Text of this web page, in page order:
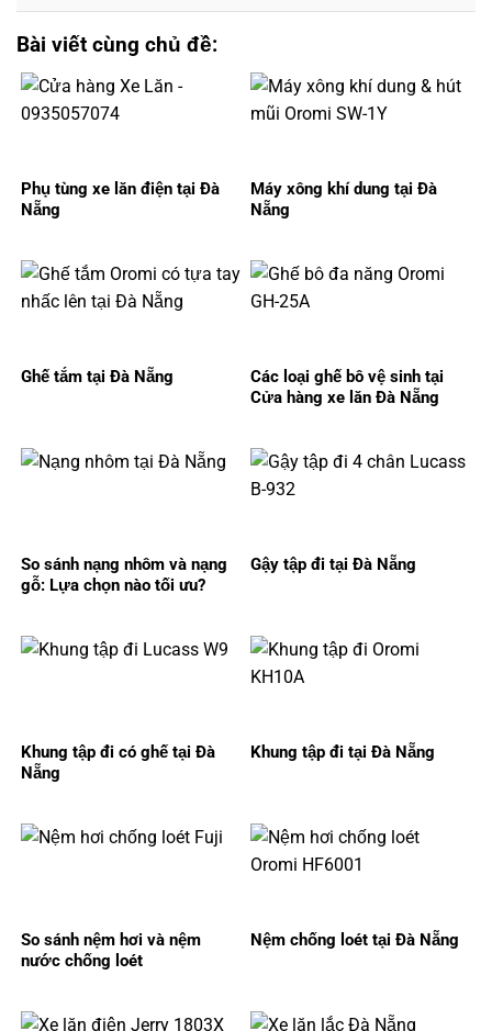
Bài viết cùng chủ đề:
Phụ tùng xe lăn điện tại Đà
Nẵng
Máy xông khí dung tại Đà
Nẵng
Ghế tắm tại Đà Nẵng
Các loại ghế bô vệ sinh tại
Cửa hàng xe lăn Đà Nẵng
So sánh nạng nhôm và nạng
gỗ: Lựa chọn nào tối ưu?
Gậy tập đi tại Đà Nẵng
Khung tập đi có ghế tại Đà
Nẵng
Khung tập đi tại Đà Nẵng
So sánh nệm hơi và nệm
nước chống loét
Nệm chống loét tại Đà Nẵng